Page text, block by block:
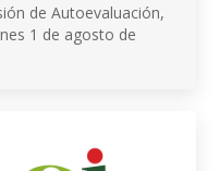
de Autoevaluación,
1 de agosto de